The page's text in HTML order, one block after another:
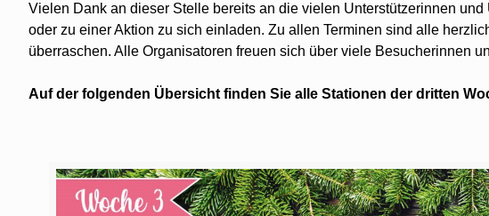
Vielen Dank an dieser Stelle bereits an die vielen Unterstützerinnen
oder zu einer Aktion zu sich einladen. Zu allen Terminen sind alle
überraschen. Alle Organisatoren freuen sich über viele Besucherinnen
Auf der folgenden Übersicht finden Sie alle Stationen der dritten